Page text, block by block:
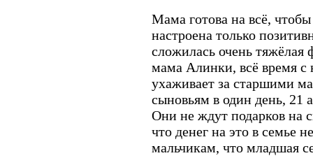
Мама готова на всё,
настроена только
сложилась очень тяжёлая
мама Алинки, всё время с
ухаживает за старшими
сыновьям в один день, 21
Они не ждут подарков на
что денег на это в семье
мальчикам, что младшая